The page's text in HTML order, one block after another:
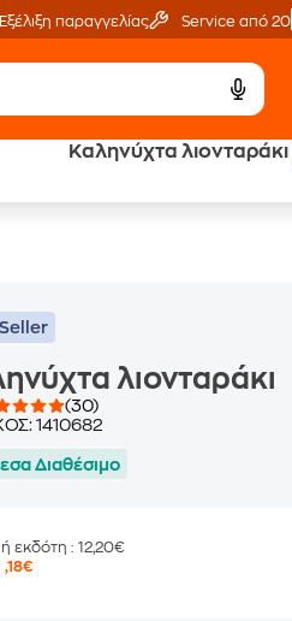
Εξέλιξη παραγγελίας Service από 20'
Καληνύχτα λιονταράκι
Έλα στον κόσμο
λιονταράκι
(30)
1410682
Διαθέσιμο
εκδότη: 12,20€
,18€